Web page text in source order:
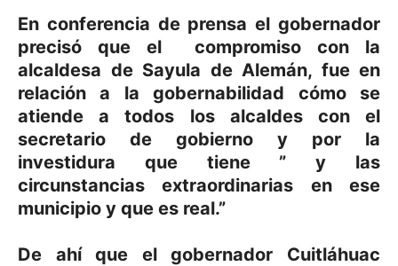
En conferencia de prensa el gobernador
precisó que el compromiso con la
alcaldesa de Sayula de Alemán, fue en
relación a la gobernabilidad cómo se
atiende a todos los alcaldes con el
secretario de gobierno y por la
investidura que tiene ” y las
circunstancias extraordinarias en ese
municipio y que es real.”
De ahí que el gobernador Cuitláhuac